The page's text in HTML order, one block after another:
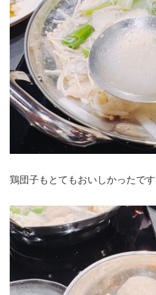
鶏団子もとてもおいしかったです